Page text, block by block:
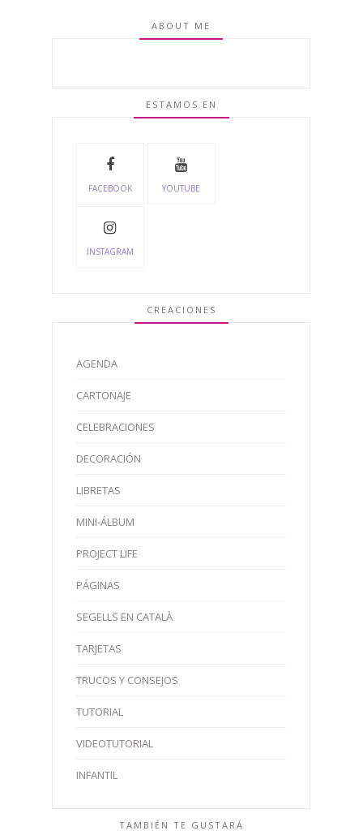
ABOUT ME
ESTAMOS EN
FACEBOOK YOUTUBE
INSTAGRAM
CREACIONES
AGENDA
CARTONAJE
CELEBRACIONES
DECORACIÓN
LIBRETAS
MINI-ÁLBUM
PROJECT LIFE
PÁGINAS
SEGELLS EN CATALÀ
TARJETAS
TRUCOS Y CONSEJOS
TUTORIAL
VIDEOTUTORIAL
INFANTIL
TAMBIÉN TE GUSTARÁ